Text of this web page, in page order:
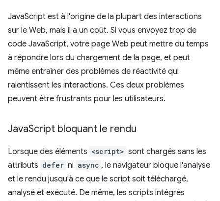
JavaScript est à l'origine de la plupart des interactions
sur le Web, mais il a un coût. Si vous envoyez trop de
code JavaScript, votre page Web peut mettre du temps
à répondre lors du chargement de la page, et peut
même entraîner des problèmes de réactivité qui
ralentissent les interactions. Ces deux problèmes
peuvent être frustrants pour les utilisateurs.
JavaScript bloquant le rendu
Lorsque des éléments <script> sont chargés sans les
attributs defer ni async , le navigateur bloque l'analyse
et le rendu jusqu'à ce que le script soit téléchargé,
analysé et exécuté. De même, les scripts intégrés